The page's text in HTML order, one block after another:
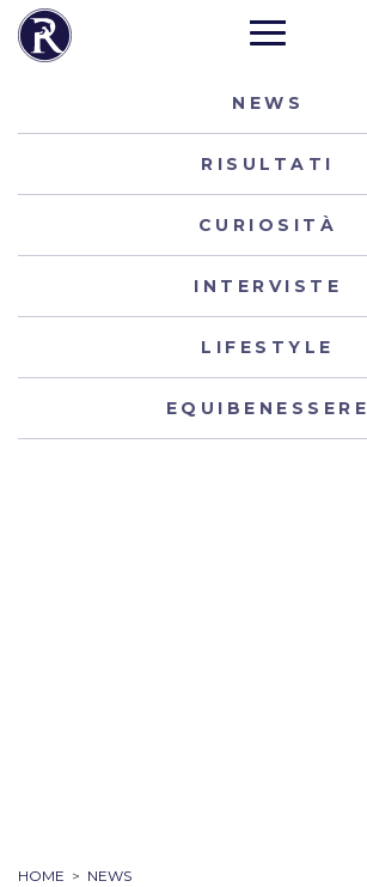
NEWS
RISULTATI
CURIOSITÀ
INTERVISTE
LIFESTYLE
EQUIBENESSERE
HOME > NEWS